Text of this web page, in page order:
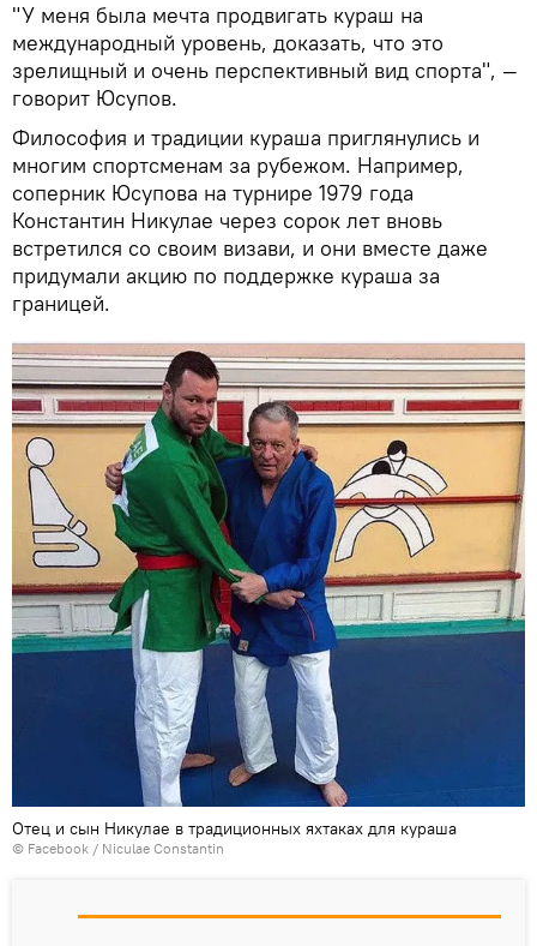
"У меня была мечта продвигать кураш на
международный уровень, доказать, что это
зрелищный и очень перспективный вид спорта", —
говорит Юсупов.
Философия и традиции кураша приглянулись и
многим спортсменам за рубежом. Например,
соперник Юсупова на турнире 1979 года
Константин Никулае через сорок лет вновь
встретился со своим визави, и они вместе даже
придумали акцию по поддержке кураша за
границей.
Отец и сын Никулае в традиционных яхтаках для кураша
© Facebook / Niculae Constantin